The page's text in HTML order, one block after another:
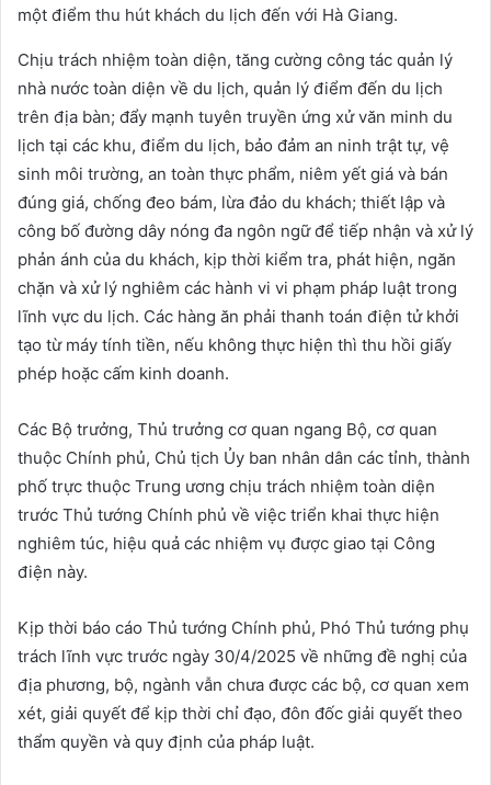
một điểm thu hút khách du lịch đến với Hà Giang.
Chịu trách nhiệm toàn diện, tăng cường công tác quản lý
nhà nước toàn diện về du lịch, quản lý điểm đến du lịch
trên địa bàn; đẩy mạnh tuyên truyền ứng xử văn minh du
lịch tại các khu, điểm du lịch, bảo đảm an ninh trật tự, vệ
sinh môi trường, an toàn thực phẩm, niêm yết giá và bán
đúng giá, chống đeo bám, lừa đảo du khách; thiết lập và
công bố đường dây nóng đa ngôn ngữ để tiếp nhận và xử lý
phản ánh của du khách, kịp thời kiểm tra, phát hiện, ngăn
chặn và xử lý nghiêm các hành vi vi phạm pháp luật trong
lĩnh vực du lịch. Các hàng ăn phải thanh toán điện tử khởi
tạo từ máy tính tiền, nếu không thực hiện thì thu hồi giấy
phép hoặc cấm kinh doanh.
Các Bộ trưởng, Thủ trưởng cơ quan ngang Bộ, cơ quan
thuộc Chính phủ, Chủ tịch Ủy ban nhân dân các tỉnh, thành
phố trực thuộc Trung ương chịu trách nhiệm toàn diện
trước Thủ tướng Chính phủ về việc triển khai thực hiện
nghiêm túc, hiệu quả các nhiệm vụ được giao tại Công
điện này.
Kịp thời báo cáo Thủ tướng Chính phủ, Phó Thủ tướng phụ
trách lĩnh vực trước ngày 30/4/2025 về những đề nghị của
địa phương, bộ, ngành vẫn chưa được các bộ, cơ quan xem
xét, giải quyết để kịp thời chỉ đạo, đôn đốc giải quyết theo
thẩm quyền và quy định của pháp luật.